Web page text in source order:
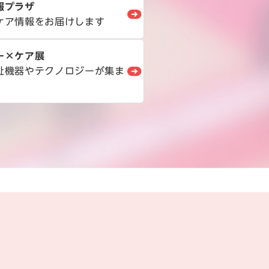
プラザ
ア情報をお届けします
×ケア展
機器やテクノロジーが集ま